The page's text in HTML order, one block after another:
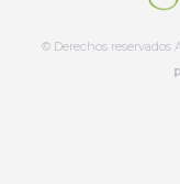
© Derechos